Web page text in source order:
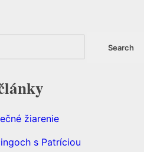
žiarenie
s Patríciou